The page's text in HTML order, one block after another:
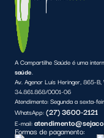
A Compartilhe Saúde é uma
saúde.
Av. Agenor Luís Heringer, 865-
34.861.868/0001-06
Atendimento:Segunda a sexta-
WhatsApp:(27) 3600-2121
E-mail:
Formas de pagamento: